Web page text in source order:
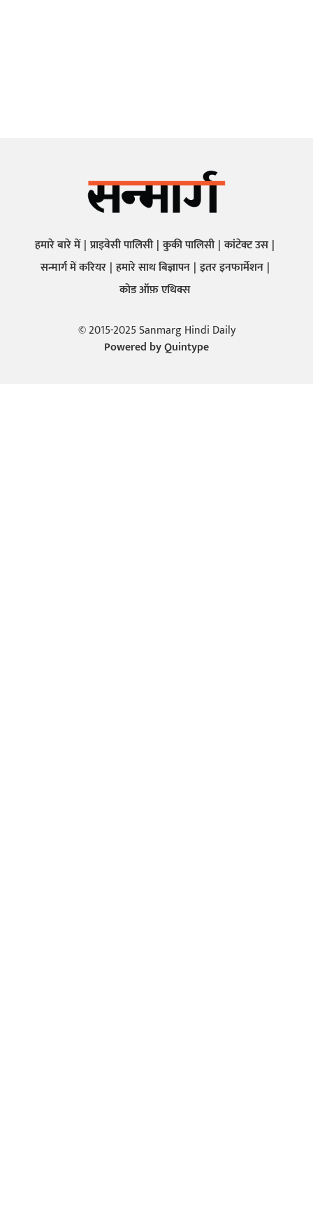
हमारे बारे में प्राइवेसी पालिसी कुकी पालिसी कांटेक्ट उस
सन्मार्ग में करियर हमारे साथ बिज्ञापन इतर इनफार्मेशन
कोड ऑफ़ एथिक्स
© 2015-2025 Sanmarg Hindi Daily
Powered byQuintype